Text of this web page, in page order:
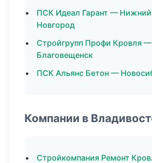
ПСК Идеал Гарант — Нижний
Новгород
Стройгрупп Профи Кровля —
Благовещенск
ПСК Альянс Бетон —
Компании в
Стройкомпания Ремонт